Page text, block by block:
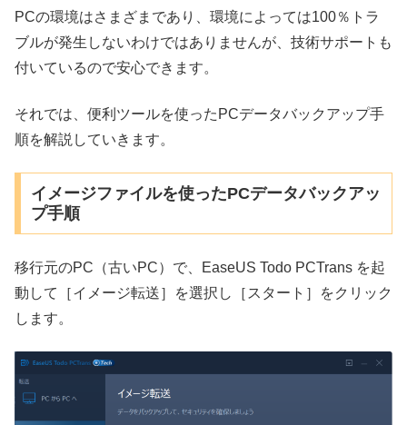
PCの環境はさまざまであり、環境によっては100％トラ
ブルが発生しないわけではありませんが、技術サポートも
付いているので安心できます。
それでは、便利ツールを使ったPCデータバックアップ手
順を解説していきます。
イメージファイルを使ったPCデータバックアッ
プ手順
移行元のPC（古いPC）で、EaseUS Todo PCTrans を起
動して［イメージ転送］を選択し［スタート］をクリック
します。